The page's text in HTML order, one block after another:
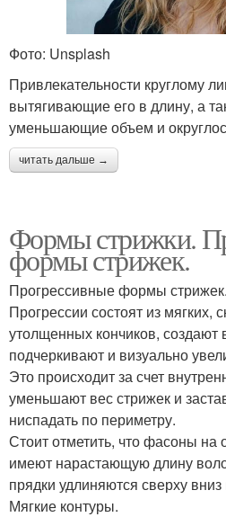
Фото: Unsplash
Привлекательности круглому
вытягивающие его в длину, а
уменьшающие объем и
читать дальше →
Формы стрижки.
формы стрижек.
Прогрессивные формы стрижек.
Прогрессии состоят из мягких,
утолщенных кончиков, создают
подчеркивают и визуально
Это происходит за счет
уменьшают вес стрижек и
ниспадать по периметру.
Стоит отметить, что фасоны на
имеют нарастающую длину
прядки удлиняются сверху
Мягкие контуры.